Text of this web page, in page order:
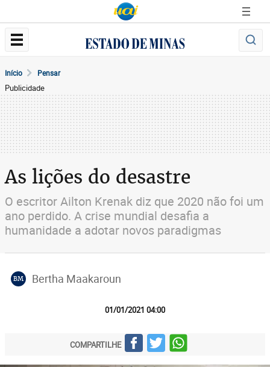
Início Pensar
Publicidade
As lições do desastre
O escritor Ailton Krenak diz que 2020 não foi um
ano perdido. A crise mundial desafia a
humanidade a adotar novos paradigmas
BM Bertha Maakaroun
01/01/2021 04:00
COMPARTILHE